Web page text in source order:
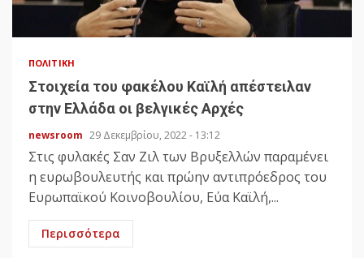
ΠΟΛΙΤΙΚΉ
Στοιχεία του φακέλου Καϊλή απέστειλαν
στην Ελλάδα οι βελγικές Αρχές
newsroom 29 Δεκεμβρίου, 2022 - 13:12
Στις φυλακές Σαν Ζιλ των Βρυξελλών παραμένει
η ευρωβουλευτής και πρώην αντιπρόεδρος του
Ευρωπαϊκού Κοινοβουλίου, Εύα Καϊλή,...
Περισσότερα